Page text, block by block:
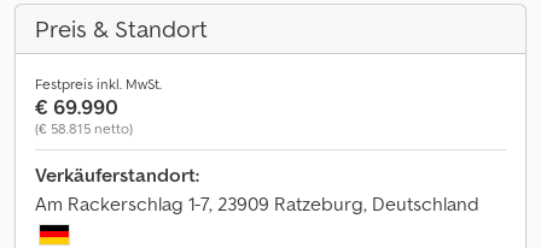
Preis & Standort
Festpreis inkl. MwSt.
€ 69.990
(€ 58.815 netto)
Verkäuferstandort:
Am Rackerschlag 1-7, 23909 Ratzeburg, Deutschland